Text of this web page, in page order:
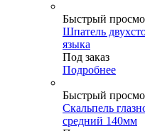
Быстрый
Шпатель
языка
Под заказ
Подробнее
Быстрый
Скальпель
средний 140мм